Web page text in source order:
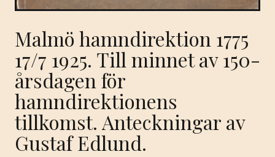
Malmö hamndirektion 1775
17/7 1925. Till minnet av 150-
årsdagen för
hamndirektionens
tillkomst. Anteckningar av
Gustaf Edlund.